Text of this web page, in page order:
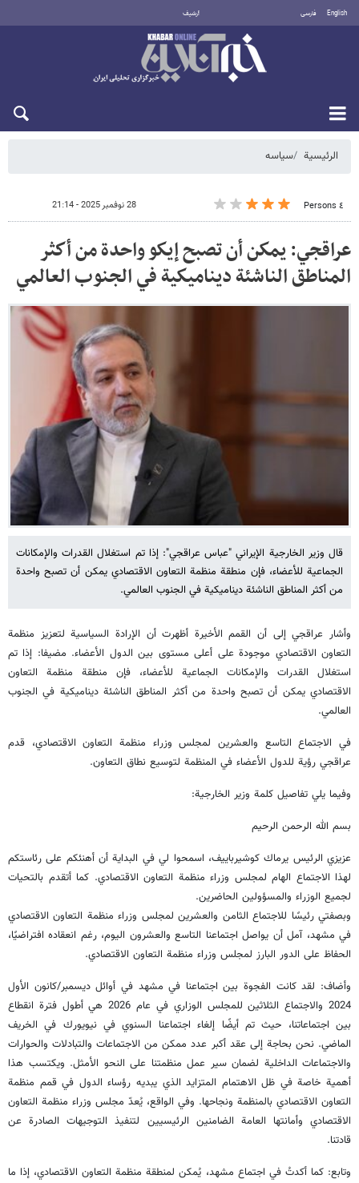
English فارسی أرشيف
الرئيسية سیاسه
٤ Persons 28 نوفمبر 2025 - 21:14
عراقجي: يمكن أن تصبح إيكو واحدة من أكثر
المناطق الناشئة ديناميكية في الجنوب العالمي
قال وزير الخارجية الإيراني "عباس عراقجي": إذا تم استغلال القدرات والإمكانات
الجماعية للأعضاء، فإن منطقة منظمة التعاون الاقتصادي يمكن أن تصبح واحدة
من أكثر المناطق الناشئة ديناميكية في الجنوب العالمي.
وأشار عراقجي إلى أن القمم الأخيرة أظهرت أن الإرادة السياسية لتعزيز منظمة
التعاون الاقتصادي موجودة على أعلى مستوى بين الدول الأعضاء. مضيفا: إذا تم
استغلال القدرات والإمكانات الجماعية للأعضاء، فإن منطقة منظمة التعاون
الاقتصادي يمكن أن تصبح واحدة من أكثر المناطق الناشئة ديناميكية في الجنوب
العالمي.
في الاجتماع التاسع والعشرين لمجلس وزراء منظمة التعاون الاقتصادي، قدم
عراقجي رؤية للدول الأعضاء في المنظمة لتوسيع نطاق التعاون.
وفيما يلي تفاصيل كلمة وزير الخارجية:
بسم الله الرحمن الرحیم
عزيزي الرئيس يرماك كوشيرباييف، اسمحوا لي في البداية أن أهنئكم على رئاستكم
لهذا الاجتماع الهام لمجلس وزراء منظمة التعاون الاقتصادي. كما أتقدم بالتحيات
لجميع الوزراء والمسؤولين الحاضرين.
وبصفتي رئيسًا للاجتماع الثامن والعشرين لمجلس وزراء منظمة التعاون الاقتصادي
في مشهد، آمل أن يواصل اجتماعنا التاسع والعشرون اليوم، رغم انعقاده افتراضيًا،
الحفاظ على الدور البارز لمجلس وزراء منظمة التعاون الاقتصادي.
وأضاف: لقد كانت الفجوة بين اجتماعنا في مشهد في أوائل ديسمبر/كانون الأول
2024 والاجتماع الثلاثين للمجلس الوزاري في عام 2026 هي أطول فترة انقطاع
بين اجتماعاتنا، حيث تم أيضًا إلغاء اجتماعنا السنوي في نيويورك في الخريف
الماضي. نحن بحاجة إلى عقد أكبر عدد ممكن من الاجتماعات والتبادلات والحوارات
والاجتماعات الداخلية لضمان سير عمل منظمتنا على النحو الأمثل. ويكتسب هذا
أهمية خاصة في ظل الاهتمام المتزايد الذي يبديه رؤساء الدول في قمم منظمة
التعاون الاقتصادي بالمنظمة ونجاحها. وفي الواقع، يُعدّ مجلس وزراء منظمة التعاون
الاقتصادي وأمانتها العامة الضامنين الرئيسيين لتنفيذ التوجيهات الصادرة عن
قادتنا.
وتابع: كما أكدتُ في اجتماع مشهد، يُمكن لمنطقة منظمة التعاون الاقتصادي، إذا ما